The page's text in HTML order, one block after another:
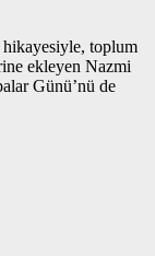
toplum
ekleyen Nazmi
Günü’nü de